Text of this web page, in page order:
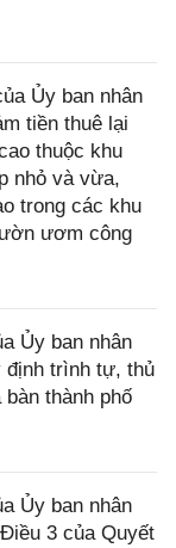
Ủy ban nhân
tiền thuê lại
thuộc khu
nhỏ và vừa,
trong các khu
ươm công
Ủy ban nhân
định trình tự, thủ
thành phố
Ủy ban nhân
3 của Quyết